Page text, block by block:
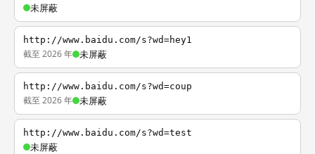
未屏蔽
http://www.baidu.com/s?wd=hey1
截至 2026 年 未屏蔽
http://www.baidu.com/s?wd=coup
截至 2026 年 未屏蔽
http://www.baidu.com/s?wd=test
未屏蔽